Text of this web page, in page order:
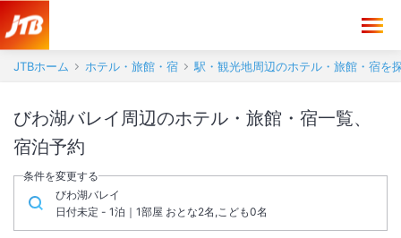
JTBホーム ホテル・旅館・宿 駅・観光地周辺のホテル・旅館・宿を
びわ湖バレイ周辺のホテル・旅館・宿一覧、
宿泊予約
条件を変更する
びわ湖バレイ
日付未定 - 1泊｜1部屋 おとな2名,こども0名